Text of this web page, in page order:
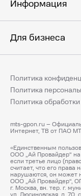
Информация
Для бизнеса
Политика
Политика
Политика
mts-gpon.ru –
Интернет, ТВ от ПАО
«Единственным
ООО „Ай Провайдер“ на
если третье лицо
считает, что его права
нарушаются, он может
ООО „Ай Провайдер“,
г. Москва, вн. тер. г.